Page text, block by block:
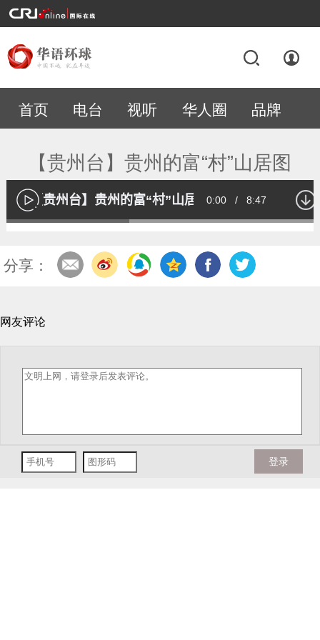
首页 电台 视听 华人圈 品牌
专题【贵州台】贵州的富“村”山居图
播
放
【贵州台】贵州的富“村”山居图Current
0:00 / Duration
8:47
Loaded:
分享：
网友评论
登录